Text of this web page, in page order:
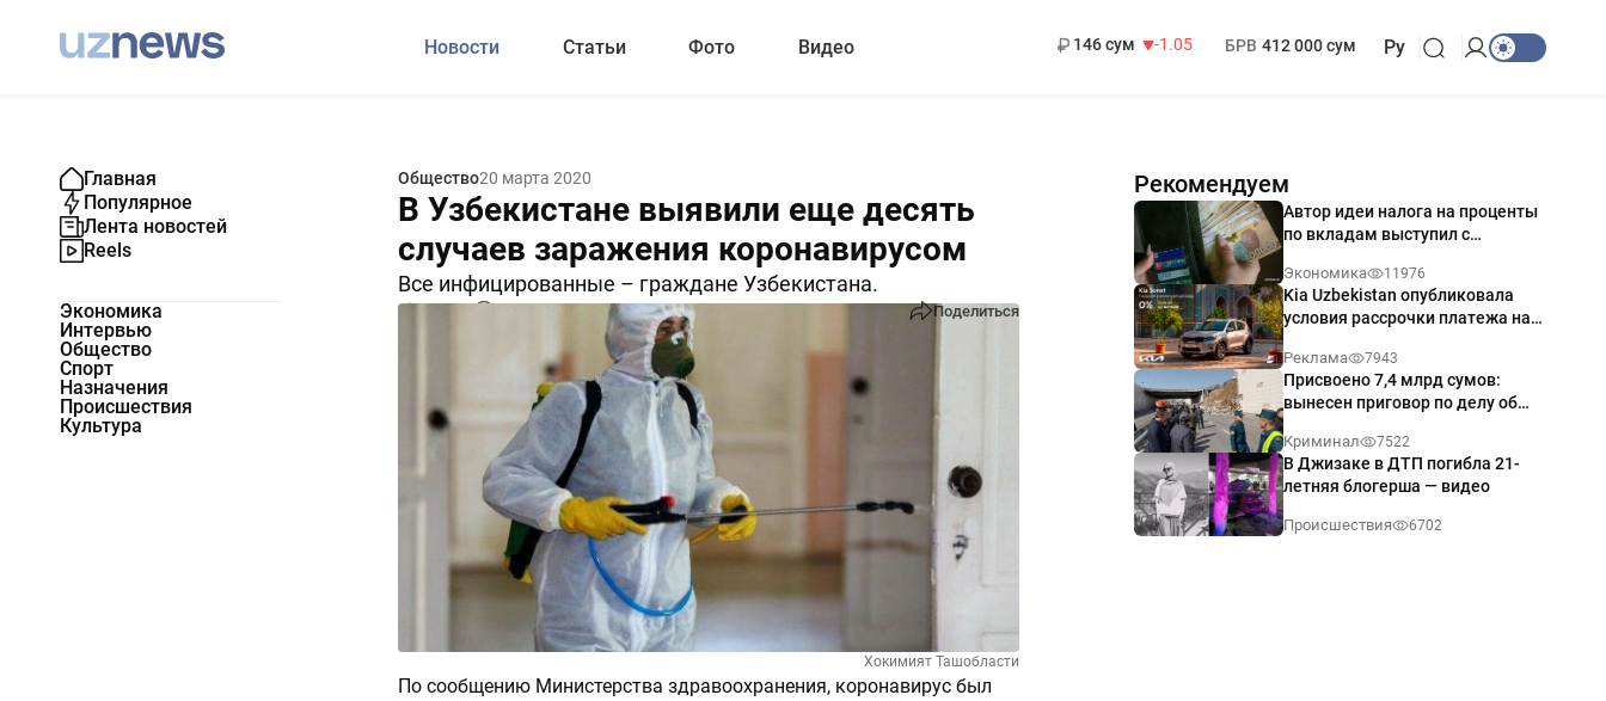
Новости Статьи Фото Видео
146 сум
-1.05
БРВ 412 000 сум Ру
Главная
Популярное
Лента новостей
Reels
Экономика
Интервью
Общество
Спорт
Назначения
Происшествия
Культура
Общество20 марта 2020
В Узбекистане выявили еще десять
случаев заражения коронавирусом
Все инфицированные – граждане Узбекистана.
Поделиться
Хокимият Ташобласти
По сообщению Министерства здравоохранения, коронавирус был
Рекомендуем
Автор идеи налога на проценты
по вкладам выступил с
Экономика 11976
Kia Uzbekistan опубликовала
условия рассрочки платежа на
годовых
Реклама 7943
Присвоено 7,4 млрд сумов:
вынесен приговор по делу об
Ташкенте
Криминал 7522
В Джизаке в ДТП погибла 21-
летняя блогерша — видео
Происшествия 6702